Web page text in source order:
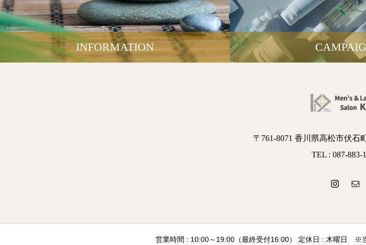
INFORMATION
〒761-8071 香川県高松市伏石
TEL : 087-883-
営業時間 : 10:00～19:00（最終受付16:00） 定休日 : 木曜日 ※